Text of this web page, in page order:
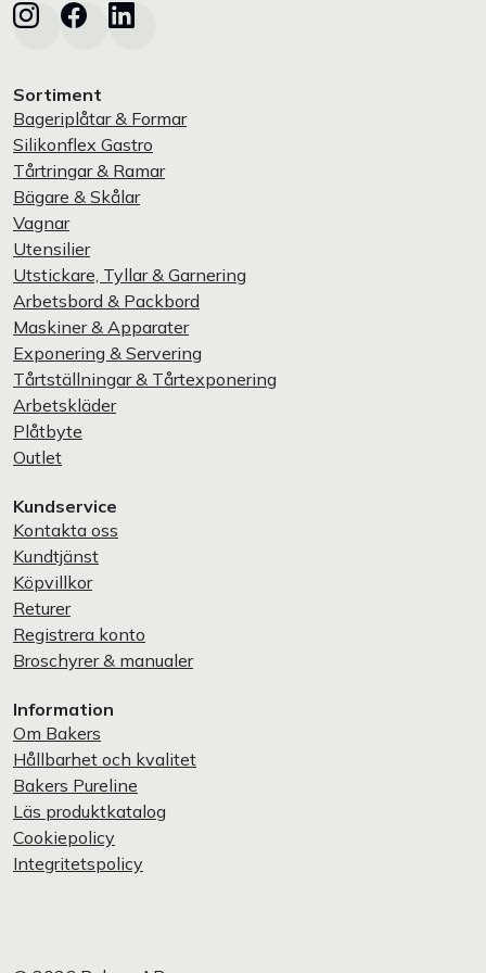
Sortiment
Bageriplåtar & Formar
Silikonflex Gastro
Tårtringar & Ramar
Bägare & Skålar
Vagnar
Utensilier
Utstickare, Tyllar & Garnering
Arbetsbord & Packbord
Maskiner & Apparater
Exponering & Servering
Tårtställningar & Tårtexponering
Arbetskläder
Plåtbyte
Outlet
Kundservice
Kontakta oss
Kundtjänst
Köpvillkor
Returer
Registrera konto
Broschyrer & manualer
Information
Om Bakers
Hållbarhet och kvalitet
Bakers Pureline
Läs produktkatalog
Cookiepolicy
Integritetspolicy